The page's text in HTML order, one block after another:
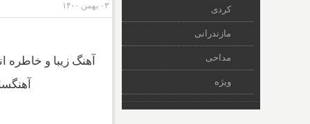
۰۳ بهمن ۱۴۰۰
آهنگ زیبا و خاطره
کردی
مازندرانی
مداحی
ویژه